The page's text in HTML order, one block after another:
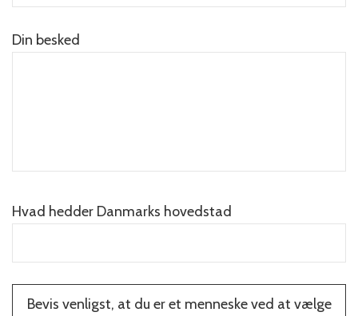
Din besked
Hvad hedder Danmarks hovedstad
Please leave this field empty.
Bevis venligst, at du er et menneske ved at vælge